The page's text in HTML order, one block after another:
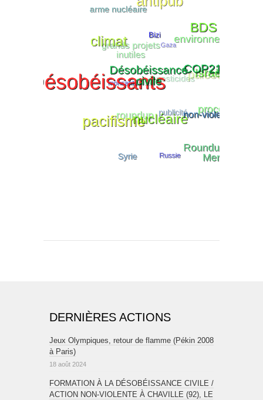
DERNIÈRES ACTIONS
Jeux Olympiques, retour de flamme (Pékin 2008
à Paris)
18 août 2024
FORMATION À LA DÉSOBÉISSANCE CIVILE /
ACTION NON-VIOLENTE À CHAVILLE (92), LE